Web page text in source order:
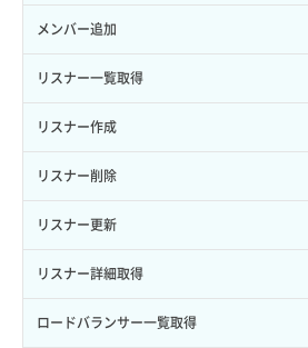
ロール詳細取得
サーバープラン詳細取得
サーバーメタデータ取得
サーバーメタデータ更新（ネームタグ変更）
サーバー一覧取得
サーバー作成
サーバー再構築（OS再インストール）
サーバー利用状況グラフ（CPU）
ネットワーク一覧取得
ネットワーク作成（ローカルネットワーク用）
ネットワーク削除（ローカルネットワーク用）
ネットワーク詳細取得
ポート一覧取得
ポート作成（ローカルネットワーク用）
ポート作成（追加IP用）
メンバー追加
リスナー一覧取得
リスナー作成
リスナー削除
リスナー更新
リスナー詳細取得
ロードバランサー一覧取得